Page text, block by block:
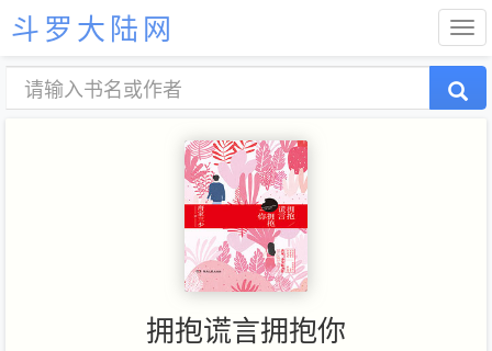
斗罗大陆网
拥抱谎言拥抱你